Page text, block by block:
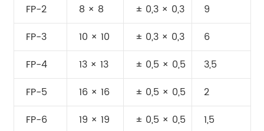
FP-2
8 × 8 ± 0,3 × 0,3
9
FP-3
10 × 10 ± 0,3 × 0,3
6
FP-4
13 × 13 ± 0,5 × 0,5
3,5
FP-5
16 × 16 ± 0,5 × 0,5
2
FP-6
19 × 19 ± 0,5 × 0,5
1,5